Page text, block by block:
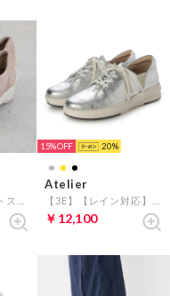
15% 20
Atelier
￥12,100